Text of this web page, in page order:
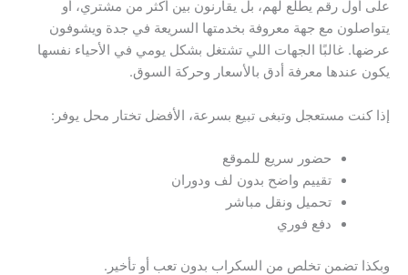
على أول رقم يطلع لهم، بل يقارنون بين أكثر من مشتري، أو
يتواصلون مع جهة معروفة بخدمتها السريعة في جدة ويشوفون
عرضها. غالبًا الجهات اللي تشتغل بشكل يومي في الأحياء نفسها
يكون عندها معرفة أدق بالأسعار وحركة السوق.
إذا كنت مستعجل وتبغى تبيع بسرعة، الأفضل تختار محل يوفر:
حضور سريع للموقع
تقييم واضح بدون لف ودوران
تحميل ونقل مباشر
دفع فوري
وبكذا تضمن تخلص من السكراب بدون تعب أو تأخير.